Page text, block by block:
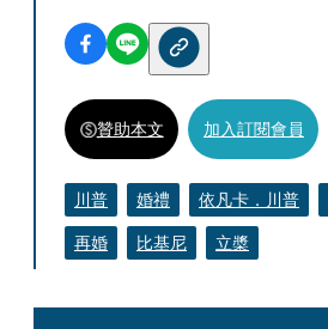
贊助本文 加入訂閱會員
川普 婚禮 依凡卡．川普
再婚
比基尼 立槳